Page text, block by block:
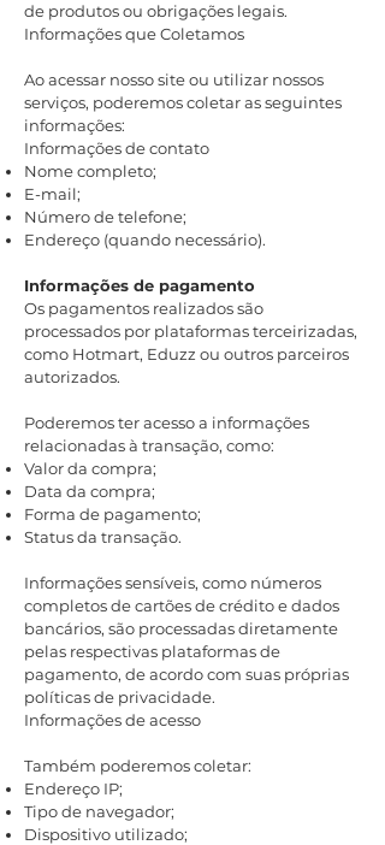
de produtos ou obrigações legais.
Informações que Coletamos
Ao acessar nosso site ou utilizar nossos
serviços, poderemos coletar as seguintes
informações:
Informações de contato
Nome completo;
E-mail;
Número de telefone;
Endereço (quando necessário).
Informações de pagamento
Os pagamentos realizados são
processados por plataformas terceirizadas,
como Hotmart, Eduzz ou outros parceiros
autorizados.
Poderemos ter acesso a informações
relacionadas à transação, como:
Valor da compra;
Data da compra;
Forma de pagamento;
Status da transação.
Informações sensíveis, como números
completos de cartões de crédito e dados
bancários, são processadas diretamente
pelas respectivas plataformas de
pagamento, de acordo com suas próprias
políticas de privacidade.
Informações de acesso
Também poderemos coletar:
Endereço IP;
Tipo de navegador;
Dispositivo utilizado;